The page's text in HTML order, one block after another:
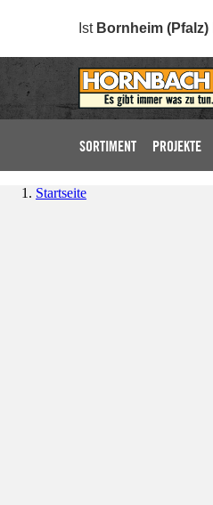
Ist Bornheim (Pfalz)
SORTIMENT PROJEKTE
Startseite